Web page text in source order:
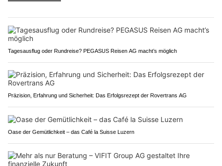
Tagesausflug oder Rundreise? PEGASUS Reisen AG macht’s möglich
Präzision, Erfahrung und Sicherheit: Das Erfolgsrezept der Rovertrans AG
Oase der Gemütlichkeit – das Café la Suisse Luzern